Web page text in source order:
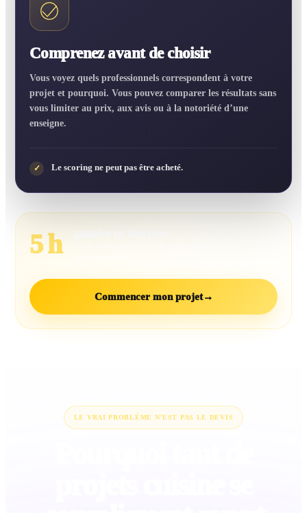
Comprenez avant de choisir
Vous voyez quels professionnels correspondent à votre
projet et pourquoi. Vous pouvez comparer les résultats sans
vous limiter au prix, aux avis ou à la notoriété d’une
enseigne.
✓ Le scoring ne peut pas être acheté.
5 h
Commencer mon projet→
LE VRAI PROBLÈME N’EST PAS LE DEVIS